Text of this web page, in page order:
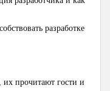
разработке
их прочитают гости и